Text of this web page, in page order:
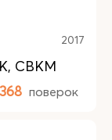
2017
СВКМ
поверок